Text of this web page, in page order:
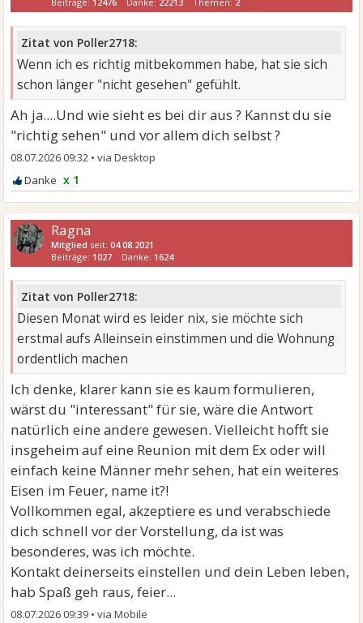
Zitat von Poller2718:
Wenn ich es richtig mitbekommen habe, hat sie sich
schon länger "nicht gesehen" gefühlt.
Ah ja....Und wie sieht es bei dir aus ? Kannst du sie
"richtig sehen" und vor allem dich selbst ?
08.07.2026 09:32 •
x 1
Ragna
Mitglied seit:04.08.2021
Beiträge: 1027 Danke: 1624
Zitat von Poller2718:
Diesen Monat wird es leider nix, sie möchte sich
erstmal aufs Alleinsein einstimmen und die Wohnung
ordentlich machen
Ich denke, klarer kann sie es kaum formulieren,
wärst du "interessant" für sie, wäre die Antwort
natürlich eine andere gewesen. Vielleicht hofft sie
insgeheim auf eine Reunion mit dem Ex oder will
einfach keine Männer mehr sehen, hat ein weiteres
Eisen im Feuer, name it?!
Vollkommen egal, akzeptiere es und verabschiede
dich schnell vor der Vorstellung, da ist was
besonderes, was ich möchte.
Kontakt deinerseits einstellen und dein Leben leben,
hab Spaß geh raus, feier...
08.07.2026 09:39 •